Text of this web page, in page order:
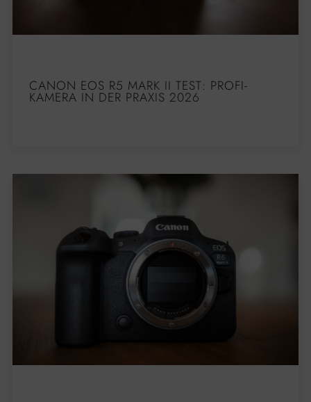
CANON EOS R5 MARK II TEST: PROFI-
KAMERA IN DER PRAXIS 2026